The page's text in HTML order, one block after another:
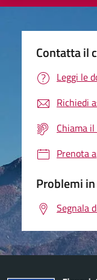
Contatta il
Leggi le
Richiedi
Chiama
Prenota
Problemi
Segnala